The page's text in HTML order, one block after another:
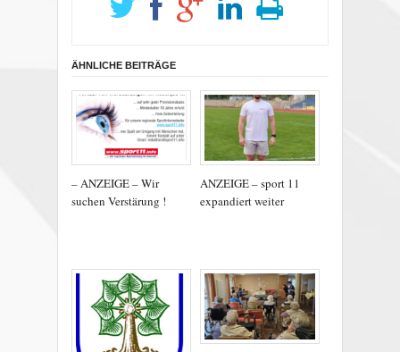
ÄHNLICHE BEITRÄGE
– ANZEIGE – Wir
suchen Verstärung !
ANZEIGE – sport 11
expandiert weiter